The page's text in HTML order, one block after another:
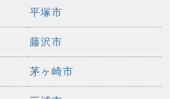
平塚市
藤沢市
茅ヶ崎市